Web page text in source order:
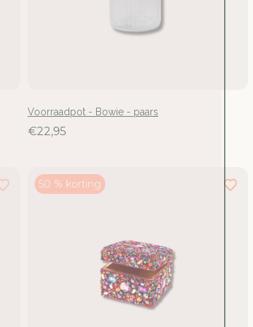
Voorraadpot - Bowie - paars
€22,95
50 % korting